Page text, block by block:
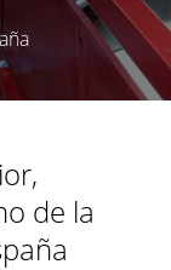
de la